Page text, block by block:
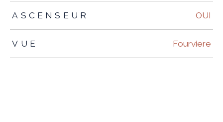
ASCENSEUR OUI
VUE Fourviere